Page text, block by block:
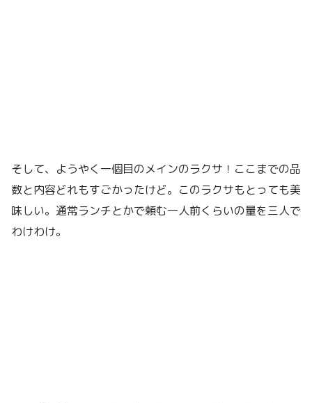
そして、ようやく一個目のメインのラクサ！ここまでの品
数と内容どれもすごかったけど。このラクサもとっても美
味しい。通常ランチとかで頼む一人前くらいの量を三人で
わけわけ。